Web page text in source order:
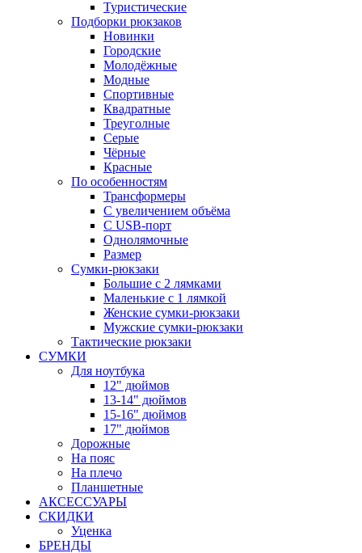
Туристические
Подборки рюкзаков
Новинки
Городские
Молодёжные
Модные
Спортивные
Квадратные
Треуголные
Серые
Чёрные
Красные
По особенностям
Трансформеры
С увеличением объёма
С USB-порт
Однолямочные
Размер
Сумки-рюкзаки
Большие с 2 лямками
Маленькие с 1 лямкой
Женские сумки-рюкзаки
Мужские сумки-рюкзаки
Тактические рюкзаки
СУМКИ
Для ноутбука
12" дюймов
13-14" дюймов
15-16" дюймов
17" дюймов
Дорожные
На пояс
На плечо
Планшетные
АКСЕССУАРЫ
СКИДКИ
Уценка
БРЕНДЫ